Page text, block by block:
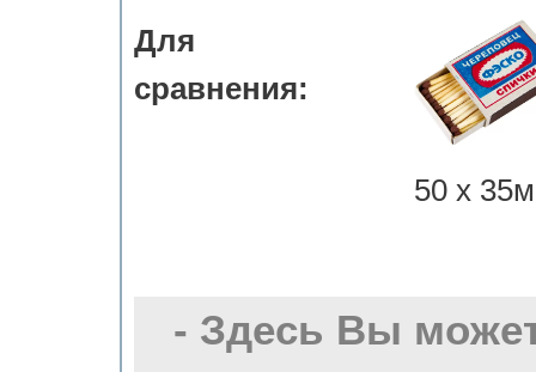
Для
сравнения:
50 х
- Здесь Вы